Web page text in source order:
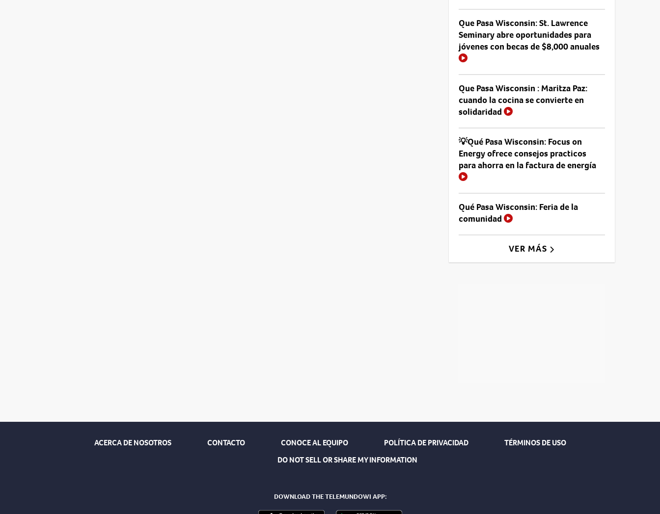
Que Pasa Wisconsin: St. Lawrence
Seminary abre oportunidades para
jóvenes con becas de $8,000 anuales
Que Pasa Wisconsin : Maritza Paz:
cuando la cocina se convierte en
solidaridad
💡Qué Pasa Wisconsin: Focus on
Energy ofrece consejos practicos
para ahorra en la factura de energía
Qué Pasa Wisconsin: Feria de la
comunidad
VER MÁS
ACERCA DE NOSOTROS CONTACTO CONOCE AL EQUIPO POLÍTICA DE PRIVACIDAD
TÉRMINOS DE USO
DO NOT SELL OR SHARE MY INFORMATION
DOWNLOAD THE TELEMUNDOWI APP: